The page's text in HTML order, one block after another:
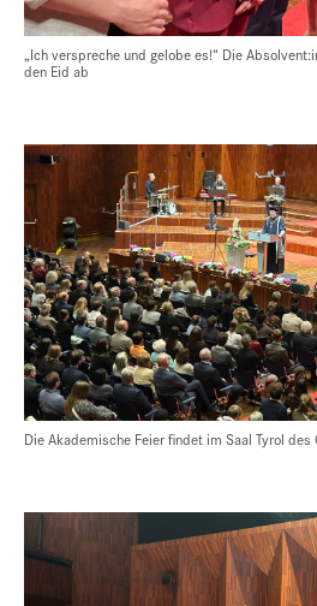
„Ich verspreche und gelobe es!“ Die
den Eid ab
Die Akademische Feier findet im Saal Tyrol